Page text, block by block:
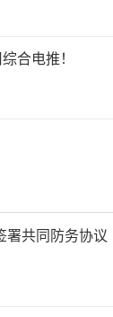
合电推！
署共同防务协议